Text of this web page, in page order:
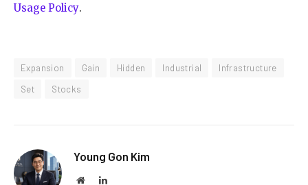
Usage Policy.
Expansion Gain Hidden Industrial
Infrastructure
Set
Stocks
Young Gon Kim
WebsiteLinkedIn